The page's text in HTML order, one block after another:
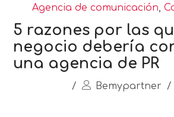
Agencia de comunicación,
5 razones por las
negocio debería
una agencia de PR
/ Bemypartner /